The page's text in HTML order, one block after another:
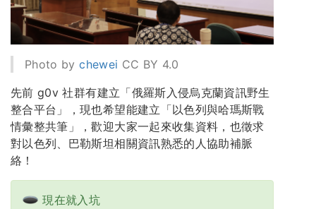
Photo bychewei CC BY 4.0
先前 g0v 社群有建立「俄羅斯入侵烏克蘭資訊野生
整合平台」，現也希望能建立「以色列與哈瑪斯戰
情彙整共筆」，歡迎大家一起來收集資料，也徵求
對以色列、巴勒斯坦相關資訊熟悉的人協助補脈
絡！
現在就入坑